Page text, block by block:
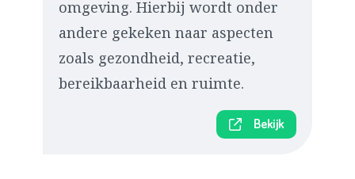
omgeving. Hierbij wordt onder
andere gekeken naar aspecten
zoals gezondheid, recreatie,
bereikbaarheid en ruimte.
Bekijk